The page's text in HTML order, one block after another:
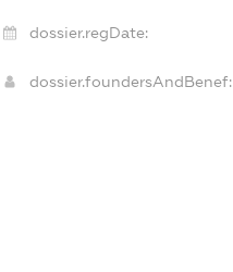
dossier.regDate:
dossier.foundersAndBenef: